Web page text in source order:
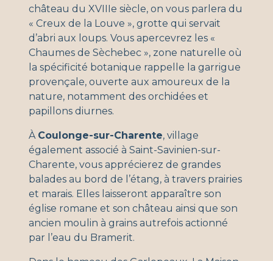
château du XVIIIe siècle, on vous parlera du
« Creux de la Louve », grotte qui servait
d’abri aux loups. Vous apercevrez les «
Chaumes de Sèchebec », zone naturelle où
la spécificité botanique rappelle la garrigue
provençale, ouverte aux amoureux de la
nature, notamment des orchidées et
papillons diurnes.
À Coulonge-sur-Charente, village
également associé à Saint-Savinien-sur-
Charente, vous apprécierez de grandes
balades au bord de l’étang, à travers prairies
et marais. Elles laisseront apparaître son
église romane et son château ainsi que son
ancien moulin à grains autrefois actionné
par l’eau du Bramerit.